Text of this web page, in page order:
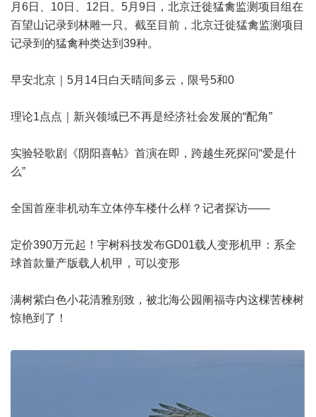
月6日、10日、12日。5月9日，北京迁徙猛禽监测项目组在
百望山记录到林雕一只。截至目前，北京迁徙猛禽监测项目
记录到的猛禽种类达到39种。
早安北京｜5月14日白天晴间多云，限号5和0
理论1点点｜新兴领域已不再是经济社会发展的“配角”
实验轻歌剧《阴阳喜帖》首演在即，跨越生死探问“爱是什
么”
全国首座非机动车立体停车楼什么样？记者探访——
定价390万元起！宇树科技发布GD01载人变形机甲：系全
球首款量产版载人机甲，可以变形
满树紫白色小花清雅别致，被北海公园阐福寺内这棵苦楝树
惊艳到了！